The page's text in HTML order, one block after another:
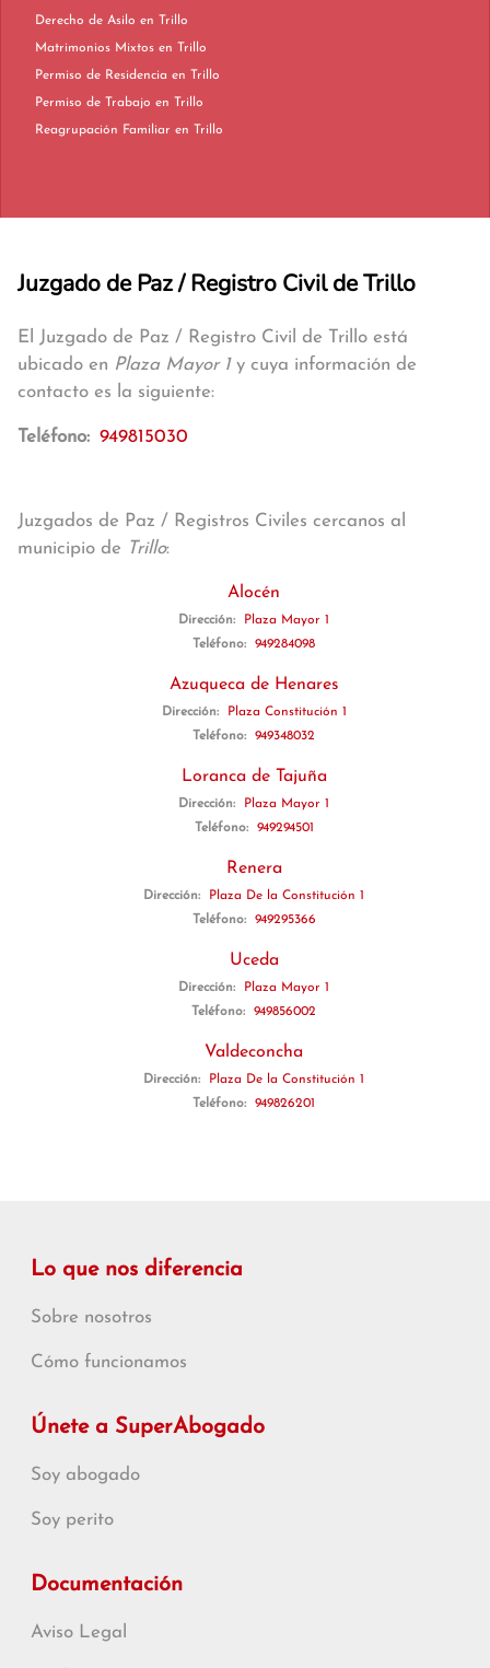
Derecho de Asilo en Trillo
Matrimonios Mixtos en Trillo
Permiso de Residencia en Trillo
Permiso de Trabajo en Trillo
Reagrupación Familiar en Trillo
Juzgado de Paz / Registro Civil de Trillo
El Juzgado de Paz / Registro Civil de Trillo está
ubicado en Plaza Mayor 1y cuya información de
contacto es la siguiente:
Teléfono: 949815030
Juzgados de Paz / Registros Civiles cercanos al
municipio de Trillo:
Alocén
Dirección:
Plaza Mayor 1
Teléfono:
949284098
Azuqueca de Henares
Dirección:
Plaza Constitución 1
Teléfono:
949348032
Loranca de Tajuña
Dirección:
Plaza Mayor 1
Teléfono:
949294501
Renera
Dirección:
Plaza De la Constitución 1
Teléfono:
949295366
Uceda
Dirección:
Plaza Mayor 1
Teléfono:
949856002
Valdeconcha
Dirección:
Plaza De la Constitución 1
Teléfono:
949826201
Lo que nos diferencia
Sobre nosotros
Cómo funcionamos
Únete a SuperAbogado
Soy abogado
Soy perito
Documentación
Aviso Legal